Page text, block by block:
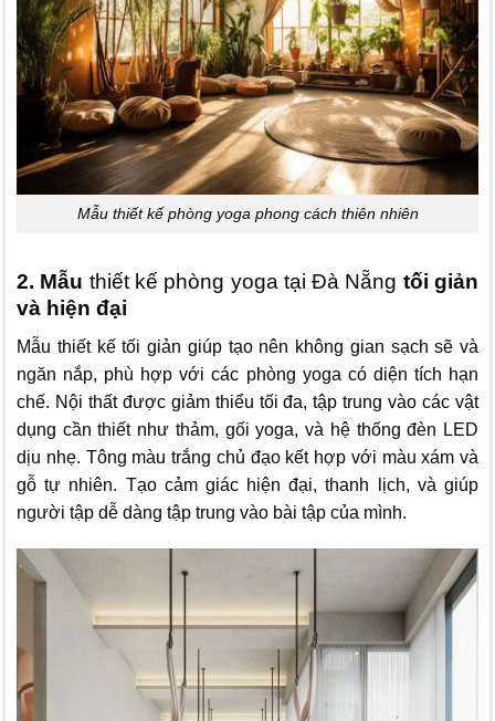
Mẫu thiết kế phòng yoga phong cách thiên nhiên
2. Mẫu thiết kế phòng yoga tại Đà Nẵng tối giản
và hiện đại
Mẫu thiết kế tối giản giúp tạo nên không gian sạch sẽ và
ngăn nắp, phù hợp với các phòng yoga có diện tích hạn
chế. Nội thất được giảm thiểu tối đa, tập trung vào các vật
dụng cần thiết như thảm, gối yoga, và hệ thống đèn LED
dịu nhẹ. Tông màu trắng chủ đạo kết hợp với màu xám và
gỗ tự nhiên. Tạo cảm giác hiện đại, thanh lịch, và giúp
người tập dễ dàng tập trung vào bài tập của mình.